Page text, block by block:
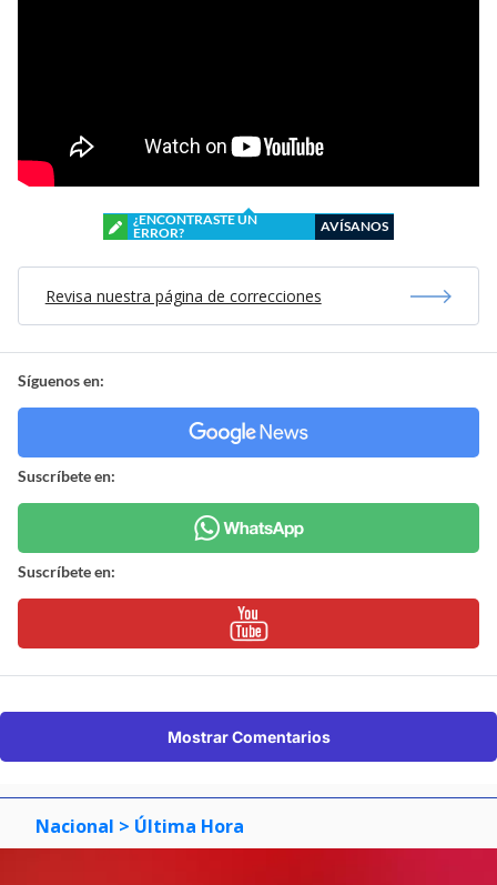
¿ENCONTRASTE UN
ERROR?
AVÍSANOS
Revisa nuestra página de correcciones
Síguenos en:
Suscríbete en:
Suscríbete en:
Mostrar Comentarios
Nacional > Última Hora